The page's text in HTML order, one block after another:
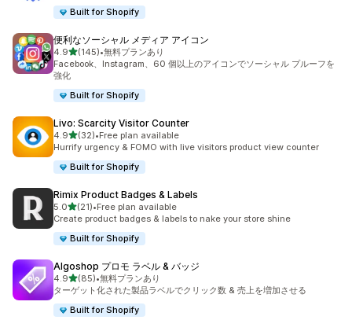
Built for Shopify
便利なソーシャル メディア アイコン
4.95つ星中
(145)
合計レビュー数：145件
•無料プランあり
Facebook、Instagram、60 個以上のアイコンでソーシャル プルーフを
強化
Built for Shopify
Livo: Scarcity Visitor Counter
4.95つ星中
(32)
合計レビュー数：32件
•Free plan available
Hurrify urgency & FOMO with live visitors product view counter
Built for Shopify
Rimix Product Badges & Labels
5.05つ星中
(21)
合計レビュー数：21件
•Free plan available
Create product badges & labels to nake your store shine
Built for Shopify
Algoshop プロモ ラベル & バッジ
4.95つ星中
(85)
合計レビュー数：85件
•無料プランあり
ターゲット化された製品ラベルでクリック数 & 売上を増加させる
Built for Shopify